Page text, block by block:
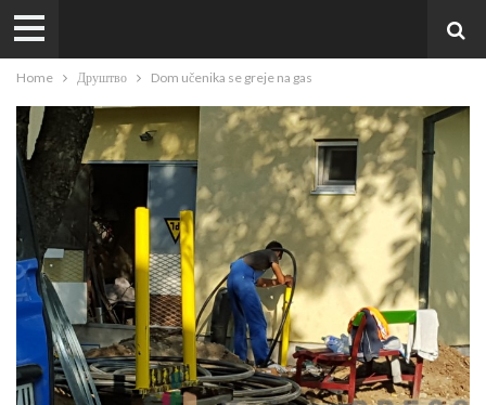
Home Друштво Dom učenika se greje na gas